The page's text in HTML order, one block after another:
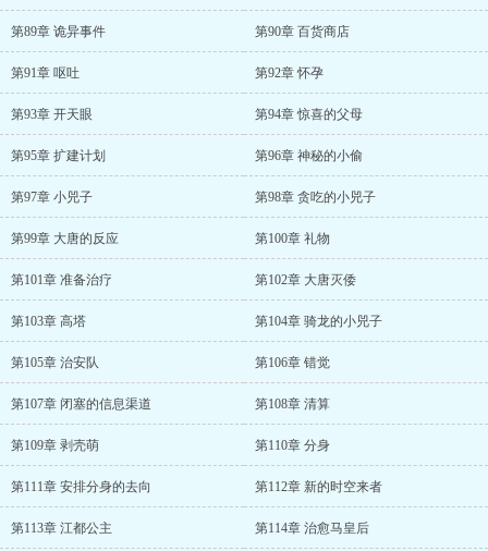
第89章 诡异事件 第90章 百货商店
第91章 呕吐 第92章 怀孕
第93章 开天眼 第94章 惊喜的父母
第95章 扩建计划 第96章 神秘的小偷
第97章 小兕子 第98章 贪吃的小兕子
第99章 大唐的反应 第100章 礼物
第101章 准备治疗 第102章 大唐灭倭
第103章 高塔 第104章 骑龙的小兕子
第105章 治安队 第106章 错觉
第107章 闭塞的信息渠道 第108章 清算
第109章 剥壳萌 第110章 分身
第111章 安排分身的去向 第112章 新的时空来者
第113章 江都公主 第114章 治愈马皇后